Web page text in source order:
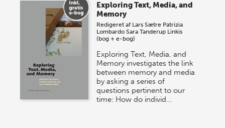
Exploring Text, Media, and
Memory
Redigeret af Lars Sætre Patrizia
Lombardo Sara Tanderup Linkis
(bog + e-bog)
Exploring Text, Media, and
Memory investigates the link
between memory and media
by asking a series of
questions pertinent to our
time: How do individ…